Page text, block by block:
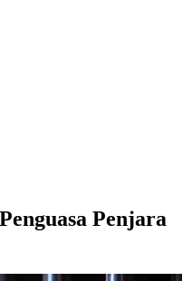
Penjara